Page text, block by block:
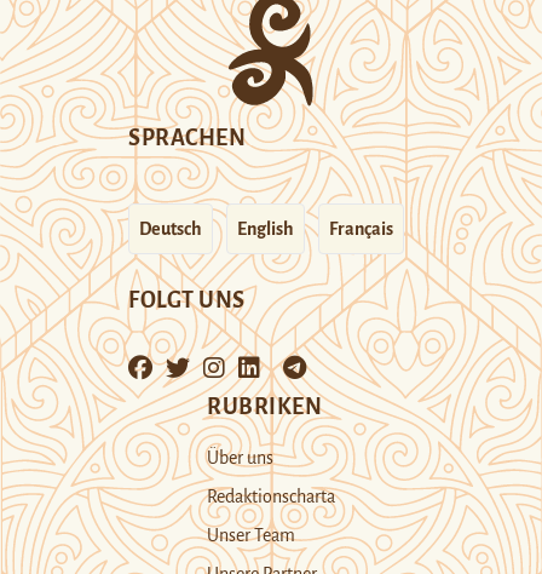
SPRACHEN
Deutsch English Français
FOLGT UNS
RUBRIKEN
Über uns
Redaktionscharta
Unser Team